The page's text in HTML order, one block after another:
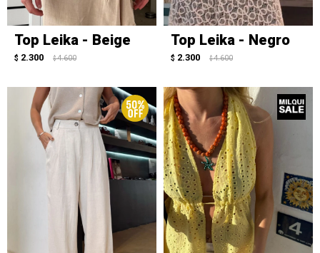
Top Leika - Beige
$ 2.300 $ 4.600
Top Leika - Negro
$ 2.300 $ 4.600